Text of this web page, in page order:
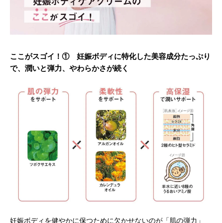
ここがスゴイ！① 妊娠ボディに特化した美容成分たっぷり
で、潤いと弾力、やわらかさが続く
妊娠ボディを健やかに保つために欠かせないのが「肌の弾力」